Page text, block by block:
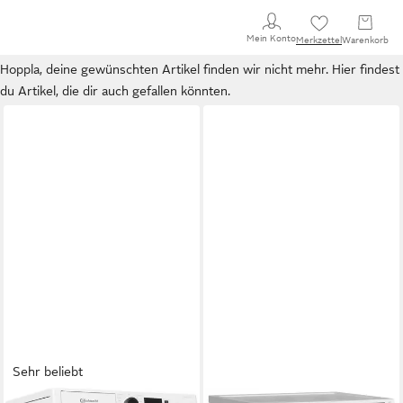
Mein KontoMerkzettel Warenkorb
Hoppla, deine gewünschten Artikel finden wir nicht mehr. Hier findest
du Artikel, die dir auch gefallen könnten.
Sehr beliebt